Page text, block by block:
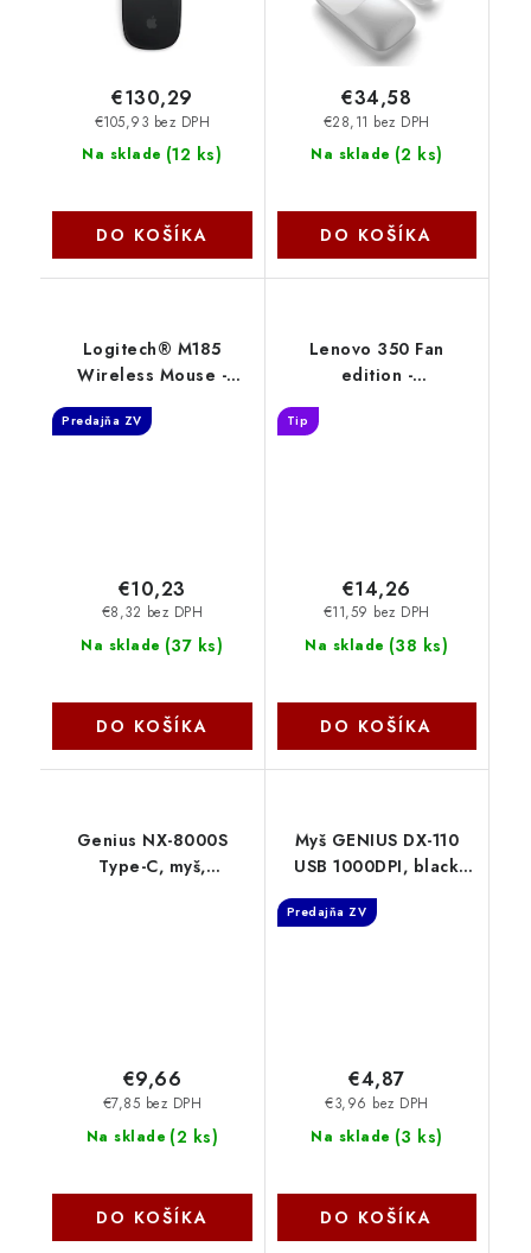
Na sklade (12 ks)
€105,93 bez DPH
€130,29
DO KOŠÍKA
Na sklade (2 ks)
€28,11 bez DPH
€34,58
DO KOŠÍKA
Logitech® M185
Wireless Mouse -
SWIFT GREY 910-
002235
Predajňa ZV
Na sklade (37 ks)
€8,32 bez DPH
€10,23
DO KOŠÍKA
Lenovo 350 Fan
edition -
Brazília/Kancelárska/
600 DPI/Bezdrôtové
Tip
Na sklade (38 ks)
€11,59 bez DPH
€14,26
DO KOŠÍKA
Genius NX-8000S
Type-C, myš,
Na sklade (2 ks)
€7,85 bez DPH
€9,66
DO KOŠÍKA
Myš GENIUS DX-110
USB 1000DPI, black
31010116107 Genius
Predajňa ZV
Na sklade (3 ks)
€3,96 bez DPH
€4,87
DO KOŠÍKA